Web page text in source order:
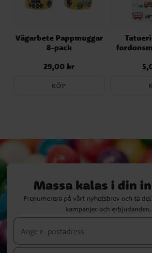
Vägarbete Pappmuggar
8-pack
Pris:29,00 kr
29,00 kr
KÖP
Pris:
Massa kalas i din
Prenumerera på vårt nyhetsbrev och ta
kampanjer och erbjudanden.